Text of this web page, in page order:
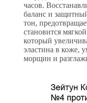
часов.
баланс и
тон,
становится
который
эластина в коже,
морщин и